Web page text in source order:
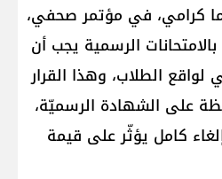
كرامي​، في مؤتمر صحفي،
الرسمية يجب أن
الطلاب، وهذا القرار
على الشهادة الرسميّة،
كامل يؤثّر على قيمة